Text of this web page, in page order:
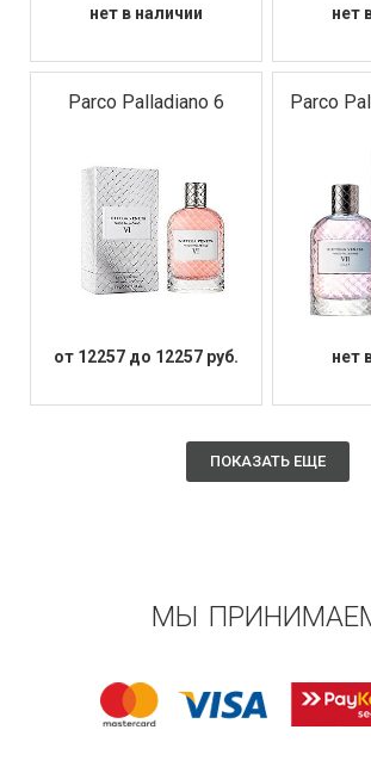
нет в наличии нет
Parco Palladiano 6
от 12257 до 12257 руб.
Parco
нет
ПОКАЗАТЬ ЕЩЕ
МЫ